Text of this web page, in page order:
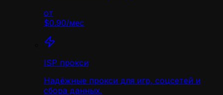
от
$0.90/мес
ISP прокси
Надёжные прокси для игр, соцсетей и
сбора данных.